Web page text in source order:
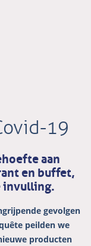
19
aan
en buffet,
invulling.
gevolgen
peilden we
producten